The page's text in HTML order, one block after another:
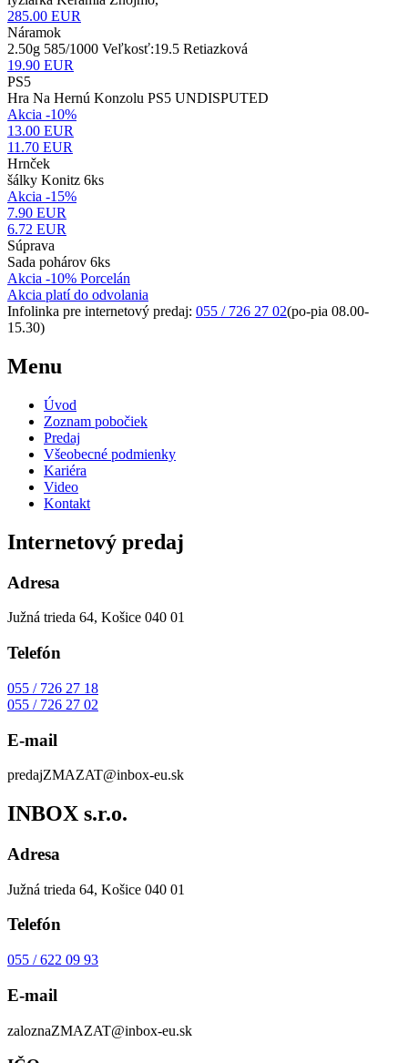
285.00 EUR
Náramok
2.50g 585/1000 Veľkosť:19.5 Retiazková
19.90 EUR
PS5
Hra Na Hernú Konzolu PS5 UNDISPUTED
Akcia -10%
13.00 EUR
11.70 EUR
Hrnček
šálky Konitz 6ks
Akcia -15%
7.90 EUR
6.72 EUR
Súprava
Sada pohárov 6ks
Akcia -10% Porcelán
Akcia platí do odvolania
Infolinka pre internetový predaj: 055 / 726 27 02(po-pia 08.00-
15.30)
Menu
Úvod
Zoznam pobočiek
Predaj
Všeobecné podmienky
Kariéra
Video
Kontakt
Internetový predaj
Adresa
Južná trieda 64, Košice 040 01
Telefón
055 / 726 27 18
055 / 726 27 02
E-mail
predajZMAZAT@inbox-eu.sk
INBOX s.r.o.
Adresa
Južná trieda 64, Košice 040 01
Telefón
055 / 622 09 93
E-mail
zaloznaZMAZAT@inbox-eu.sk